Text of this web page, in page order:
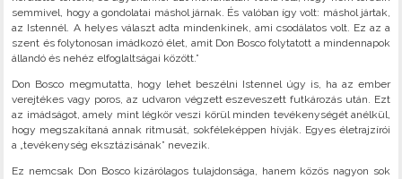
semmivel, hogy a gondolatai máshol járnak. És valóban így volt: máshol jártak,
az Istennél. A helyes választ adta mindenkinek, ami csodálatos volt. Ez az a
szent és folytonosan imádkozó élet, amit Don Bosco folytatott a mindennapok
állandó és nehéz elfoglaltságai között.”
Don Bosco megmutatta, hogy lehet beszélni Istennel úgy is, ha az ember
verejtékes vagy poros, az udvaron végzett eszeveszett futkározás után. Ezt
az imádságot, amely mint légkör veszi körül minden tevékenységét anélkül,
hogy megszakítaná annak ritmusát, sokféleképpen hívják. Egyes életrajzírói
a „tevékenység eksztázisának” nevezik.
Ez nemcsak Don Bosco kizárólagos tulajdonsága, hanem közös nagyon sok